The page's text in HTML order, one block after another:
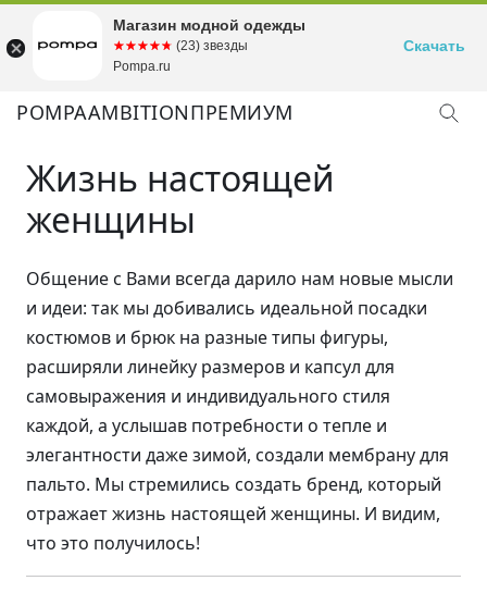
POMPAAMBITIONПРЕМИУМ
Жизнь настоящей
женщины
Общение с Вами всегда дарило нам новые мысли
и идеи: так мы добивались идеальной посадки
костюмов и брюк на разные типы фигуры,
расширяли линейку размеров и капсул для
самовыражения и индивидуального стиля
каждой, а услышав потребности о тепле и
элегантности даже зимой, создали мембрану для
пальто. Мы стремились создать бренд, который
отражает жизнь настоящей женщины. И видим,
что это получилось!
Магазин модной одежды
☆☆☆☆☆
★★★★★ (23) звезды
Pompa.ru
Скачать